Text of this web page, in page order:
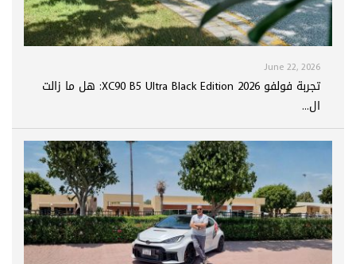
June 22, 2026
تجربة فولفو XC90 B5 Ultra Black Edition 2026: هل ما زالت
ال...